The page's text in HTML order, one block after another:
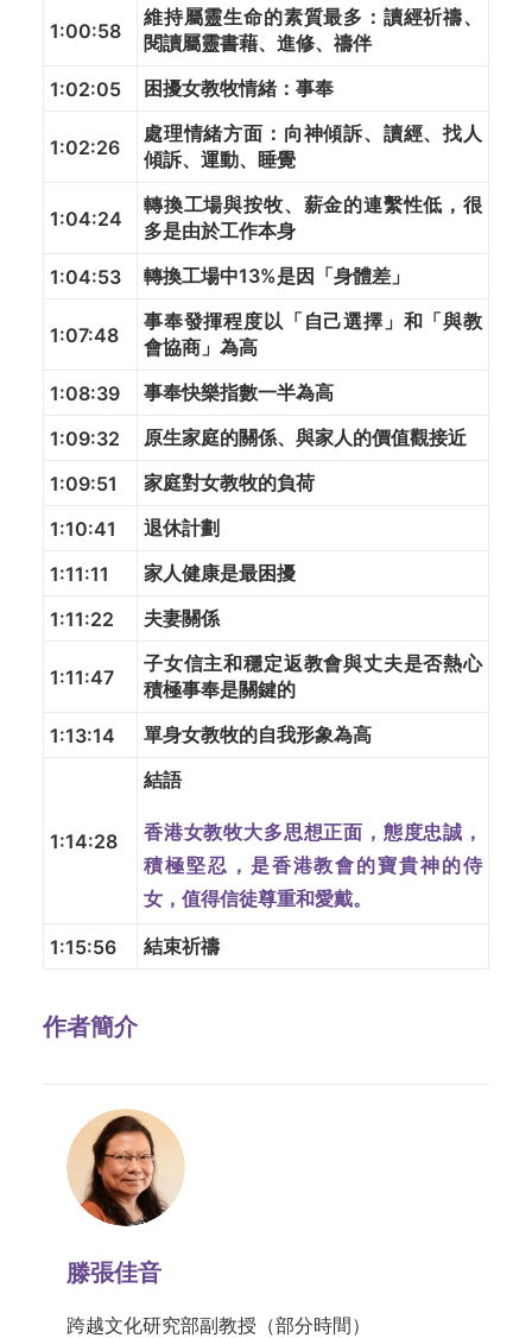
1:00:58
維持屬靈生命的素質最多：讀經祈禱、
閱讀屬靈書藉、進修、禱伴
1:02:05
困擾女教牧情緒：事奉
1:02:26
處理情緒方面：向神傾訴、讀經、找人
傾訴、運動、睡覺
1:04:24
轉換工場與按牧、薪金的連繫性低，很
多是由於工作本身
1:04:53
轉換工場中13%是因「身體差」
1:07:48
事奉發揮程度以「自己選擇」和「與教
會協商」為高
1:08:39
事奉快樂指數一半為高
1:09:32
原生家庭的關係、與家人的價值觀接近
1:09:51
家庭對女教牧的負荷
1:10:41
退休計劃
1:11:11
家人健康是最困擾
1:11:22
夫妻關係
1:11:47
子女信主和穩定返教會與丈夫是否熱心
積極事奉是關鍵的
1:13:14
單身女教牧的自我形象為高
1:14:28
結語
香港女教牧大多思想正面，態度忠誠，
積極堅忍，是香港教會的寶貴神的侍
女，值得信徒尊重和愛戴。
1:15:56 結束祈禱
作者簡介
滕張佳音
跨越文化研究部副教授（部分時間）